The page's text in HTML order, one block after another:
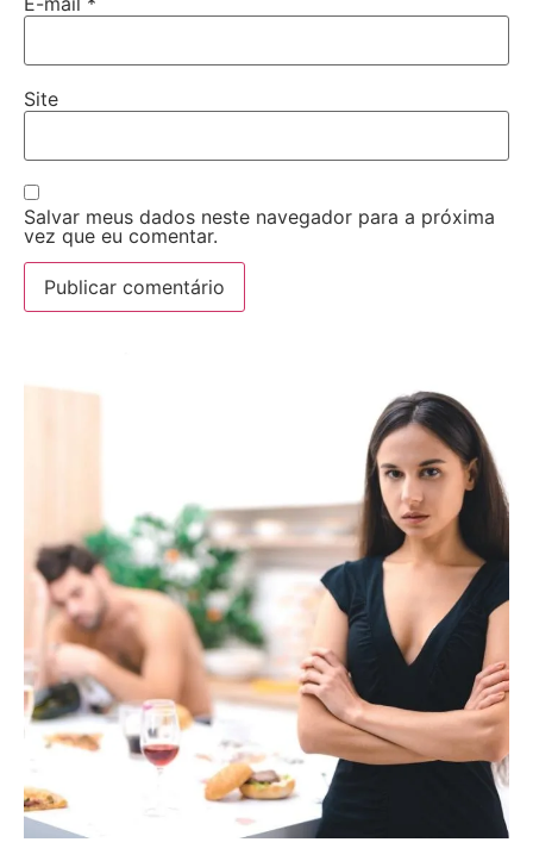
Site
Salvar meus dados neste navegador para a próxima
vez que eu comentar.